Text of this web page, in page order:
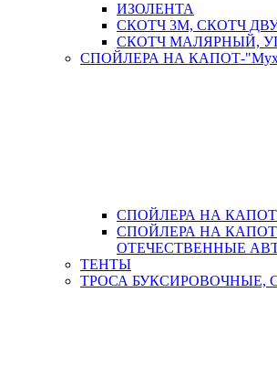
ИЗОЛЕНТА
СКОТЧ 3М, СКОТЧ
СКОТЧ МАЛЯРНЫЙ,
СПОЙЛЕРА НА КАПОТ-
СПОЙЛЕРА НА
СПОЙЛЕРА НА
ОТЕЧЕСТВЕННЫЕ
ТЕНТЫ
ТРОСА БУКСИРОВОЧНЫЕ,